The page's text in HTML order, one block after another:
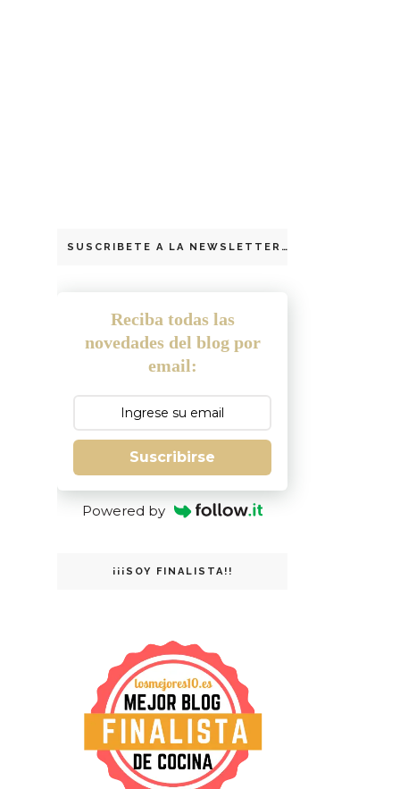
SUSCRIBETE A LA NEWSLETTER
Reciba todas las
novedades del blog por
email:
Suscribirse
Powered by
¡¡¡SOY FINALISTA!!